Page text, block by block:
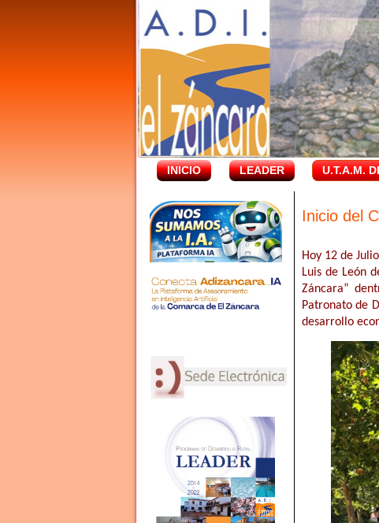
INICIO LEADER U.T.A.M.
Inicio del
Hoy 12 de
Luis de León
Záncara”
Patronato de
desarrollo